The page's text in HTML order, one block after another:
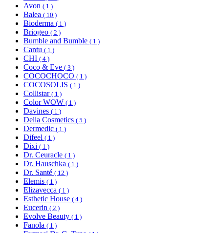
Avon ( 1 )
Balea ( 10 )
Bioderma ( 1 )
Briogeo ( 2 )
Bumble and Bumble ( 1 )
Cantu ( 1 )
CHI ( 4 )
Coco & Eve ( 3 )
COCOCHOCO ( 1 )
COCOSOLIS ( 1 )
Collistar ( 1 )
Color WOW ( 1 )
Davines ( 1 )
Delia Cosmetics ( 5 )
Dermedic ( 1 )
Difeel ( 1 )
Dixi ( 1 )
Dr. Ceuracle ( 1 )
Dr. Hauschka ( 1 )
Dr. Santé ( 12 )
Elemis ( 1 )
Elizavecca ( 1 )
Esthetic House ( 4 )
Eucerin ( 2 )
Evolve Beauty ( 1 )
Fanola ( 1 )